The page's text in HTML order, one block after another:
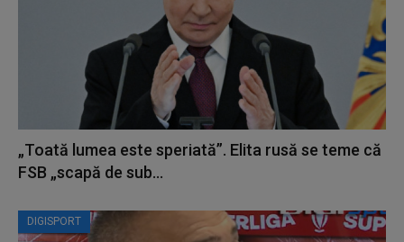
„Toată lumea este speriată”. Elita rusă se teme că
FSB „scapă de sub...
DIGISPORT